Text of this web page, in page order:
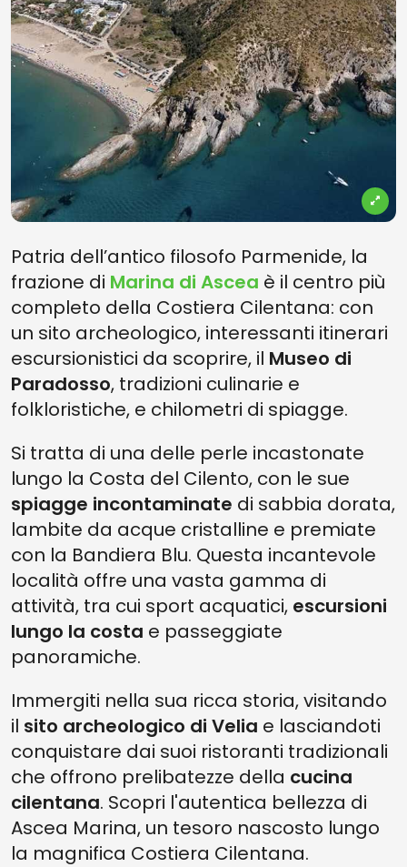
Patria dell’antico filosofo Parmenide, la
frazione di Marina di Ascea è il centro più
completo della Costiera Cilentana: con
un sito archeologico, interessanti itinerari
escursionistici da scoprire, il Museo di
Paradosso, tradizioni culinarie e
folkloristiche, e chilometri di spiagge.
Si tratta di una delle perle incastonate
lungo la Costa del Cilento, con le sue
spiagge incontaminate di sabbia dorata,
lambite da acque cristalline e premiate
con la Bandiera Blu. Questa incantevole
località offre una vasta gamma di
attività, tra cui sport acquatici, escursioni
lungo la costa e passeggiate
panoramiche.
Immergiti nella sua ricca storia, visitando
il sito archeologico di Velia e lasciandoti
conquistare dai suoi ristoranti tradizionali
che offrono prelibatezze della cucina
cilentana. Scopri l'autentica bellezza di
Ascea Marina, un tesoro nascosto lungo
la magnifica Costiera Cilentana.